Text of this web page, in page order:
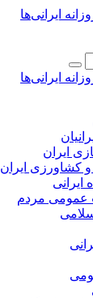
ایران
و کشاورزی ایران
ایرانی
عمومی مردم